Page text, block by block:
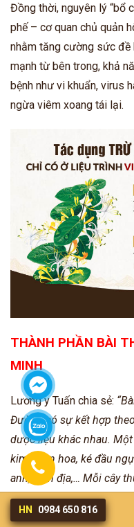
Đồng thời, nguyên lý “bổ
phế – cơ quan chủ quản
nhằm tăng cường sức đề
mạnh từ bên trong, khả
bệnh như vi khuẩn, virus
ngừa viêm xoang tái lại.
THÀNH PHẦN BÀI
MINH
Lương y Tuấn chia sẻ:
Đường có sự kết hợp
dược liệu khác nhau. Một
kim ngân hoa, ké đầu
anh, sinh địa,… Mỗi cây
biệt nhưng khi kết hợp
thống nhất, bổ trợ lẫn
HN 0984 650 816